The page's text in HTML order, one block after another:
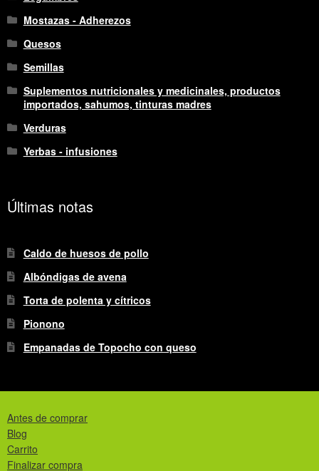
Mostazas - Adherezos
Quesos
Semillas
Suplementos nutricionales y medicinales, productos
importados, sahumos, tinturas madres
Verduras
Yerbas - infusiones
Últimas notas
Caldo de huesos de pollo
Albóndigas de avena
Torta de polenta y cítricos
Pionono
Empanadas de Topocho con queso
Antes de comprar
Blog
Carrito
Finalizar compra